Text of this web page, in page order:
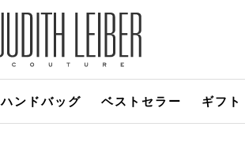
ハンドバッグ ベストセラー ギフト